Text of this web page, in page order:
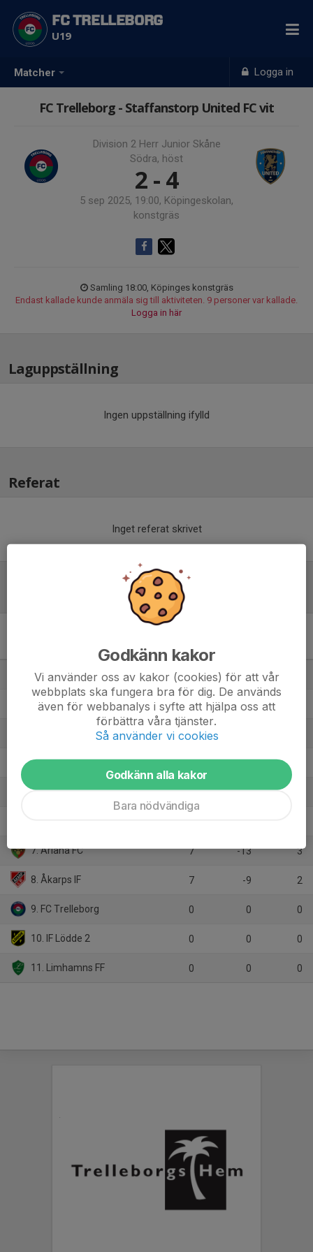
Matcher Logga in
FC TRELLEBORG
U19
FC Trelleborg - Staffanstorp United FC vit
Division 2 Herr Junior Skåne
Södra, höst
2 - 4
5 sep 2025, 19:00, Köpingeskolan,
konstgräs
Samling 18:00, Köpinges konstgräs
Endast kallade kunde anmäla sig till aktiviteten. 9 personer var kallade.
Logga in här
Laguppställning
Ingen uppställning ifylld
Referat
Inget referat skrivet
M
1. Oxie SK 7 8
2. FC Bellevue 7 11
7
4. Lilla Torg FF 7 4
5. IFK Malmö FK 7 -3
7. Ariana FC 7 -13 3
8. Åkarps IF 7 -9 2
9. FC Trelleborg 0 0 0
10. IF Lödde 2 0 0 0
11. Limhamns FF 0 0 0
Godkänn kakor
Vi använder oss av kakor (cookies) för att vår
webbplats ska fungera bra för dig. De används
även för webbanalys i syfte att hjälpa oss att
förbättra våra tjänster.
Så använder vi cookies
Godkänn alla kakor
Bara nödvändiga